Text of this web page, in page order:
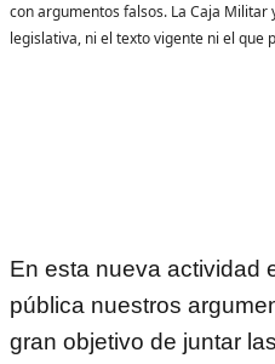
con argumentos falsos. La Caja
legislativa, ni el texto vigente ni el que
En esta nueva actividad
pública nuestros
gran objetivo de juntar